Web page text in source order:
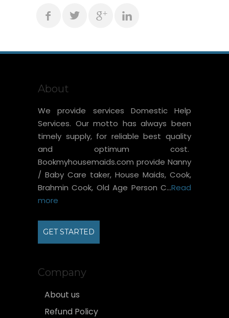
About
We provide services Domestic Help
Services. Our motto has always been
timely supply, for reliable best quality
and optimum cost.
Bookmyhousemaids.com provide Nanny
/ Baby Care taker, House Maids, Cook,
Brahmin Cook, Old Age Person C...Read
more
GET STARTED
Company
About us
Refund Policy